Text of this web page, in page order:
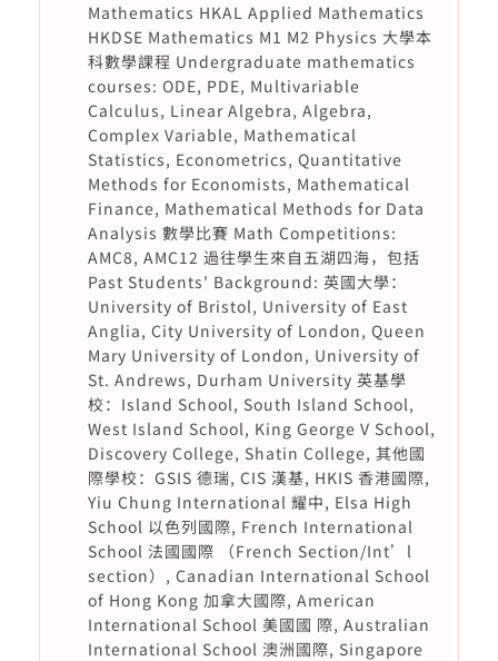
Mathematics HKAL Applied Mathematics
HKDSE Mathematics M1 M2 Physics 大學本
科數學課程 Undergraduate mathematics
courses: ODE, PDE, Multivariable
Calculus, Linear Algebra, Algebra,
Complex Variable, Mathematical
Statistics, Econometrics, Quantitative
Methods for Economists, Mathematical
Finance, Mathematical Methods for Data
Analysis 數學比賽 Math Competitions:
AMC8, AMC12 過往學生來自五湖四海，包括
Past Students' Background: 英國大學：
University of Bristol, University of East
Anglia, City University of London, Queen
Mary University of London, University of
St. Andrews, Durham University 英基學
校：Island School, South Island School,
West Island School, King George V School,
Discovery College, Shatin College, 其他國
際學校：GSIS 德瑞, CIS 漢基, HKIS 香港國際,
Yiu Chung International 耀中, Elsa High
School 以色列國際, French International
School 法國國際 （French Section/Int’l
section）, Canadian International School
of Hong Kong 加拿大國際, American
International School 美國國 際, Australian
International School 澳洲國際, Singapore